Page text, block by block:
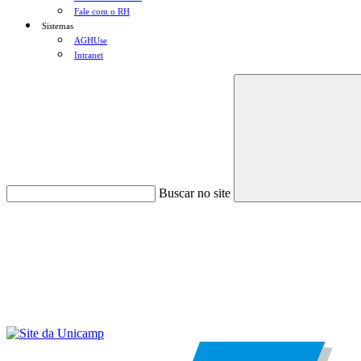
Fale com o RH
Sistemas
AGHUse
Intranet
Buscar no site